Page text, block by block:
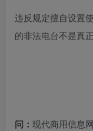
违反规定擅自设置
的非法电台不是真
问： 现代商用信息